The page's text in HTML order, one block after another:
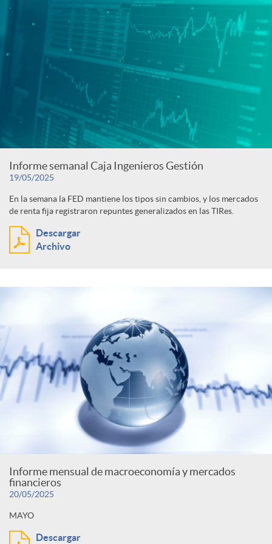
Informe semanal Caja Ingenieros Gestión
19/05/2025
En la semana la FED mantiene los tipos sin cambios, y los mercados
de renta fija registraron repuntes generalizados en las TIRes.
Descargar
Archivo
Informe mensual de macroeconomía y mercados
financieros
20/05/2025
MAYO
Descargar